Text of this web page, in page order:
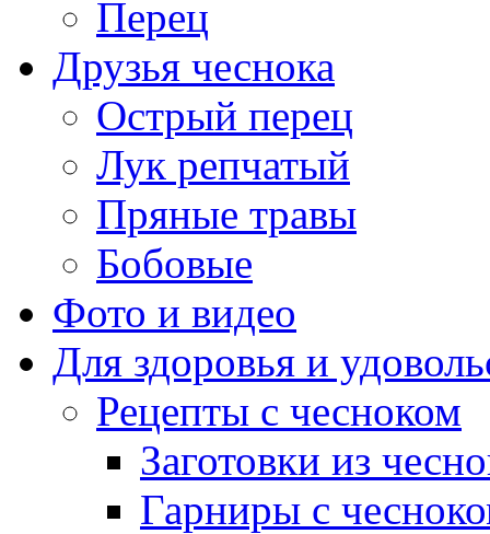
Перец
Друзья чеснока
Острый перец
Лук репчатый
Пряные травы
Бобовые
Фото и видео
Для здоровья и
Рецепты с чесноком
Заготовки из
Гарниры с